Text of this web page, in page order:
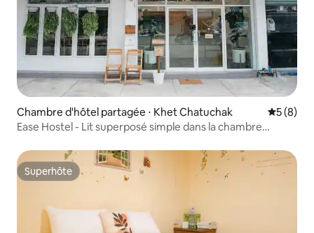
Chambre d'hôtel partagée ⋅ Khet Chatuchak
5 (8)
Ease Hostel - Lit superposé simple dans la chambre
Superhôte
Superhôte